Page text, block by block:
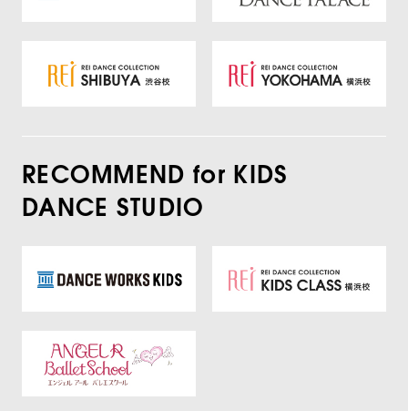
RECOMMEND for KIDS
DANCE STUDIO